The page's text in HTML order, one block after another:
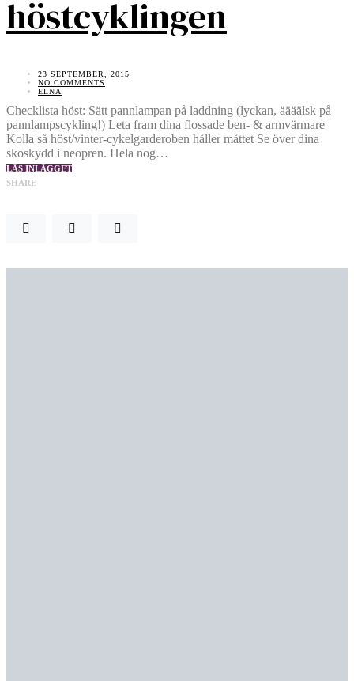
höstcyklingen
23 SEPTEMBER, 2015
NO COMMENTS
ELNA
Checklista höst: Sätt pannlampan på laddning (lyckan, äääälsk på
pannlampscykling!) Leta fram dina flossade ben- & armvärmare
Kolla så höst/vinter-cykelgarderoben håller måttet Se över dina
skoskydd i neopren. Hela nog…
LÄS INLÄGGET
SHARE